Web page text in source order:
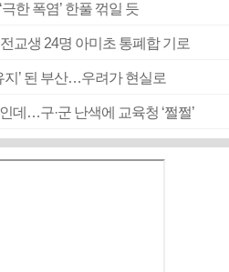
한 폭염’ 한풀 꺾일 듯
교생 24명 아미초 통폐합 기로
지’ 된 부산…우려가 현실로
데…구·군 난색에 교육청 ‘쩔쩔’